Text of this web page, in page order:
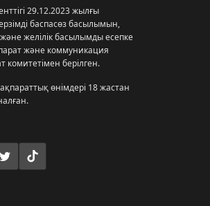
29.12.2023 жылғы
баспасөз басылымын,
және желілік басылымды есепке
және коммуникация
комитетімен берілген.
өнімдері 18 жастан